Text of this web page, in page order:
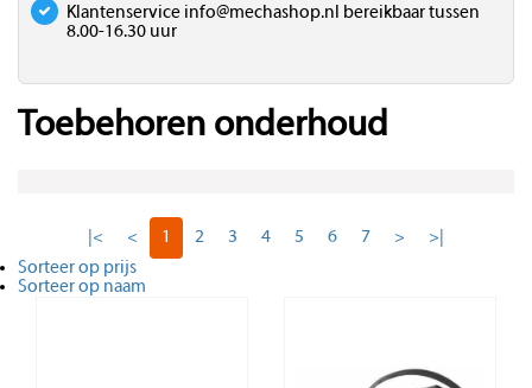
Klantenservice info@mechashop.nl
bereikbaar tussen
8.00-16.30 uur
Toebehoren onderhoud
|< < 1 2 3 4 5 6 7 >
>|
Sorteer op prijs
Sorteer op naam